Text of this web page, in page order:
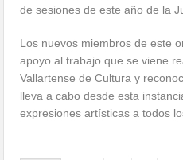
de sesiones de este año de la
Los nuevos miembros de este
apoyo al trabajo que se viene
Vallartense de Cultura y
lleva a cabo desde esta
expresiones artísticas a todos